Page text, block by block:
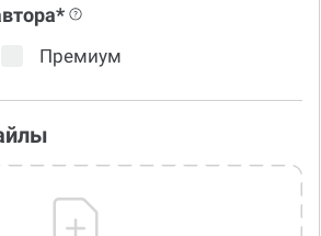
Премиум